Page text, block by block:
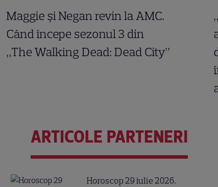
Maggie și Negan revin la AMC.
Când începe sezonul 3 din
„The Walking Dead: Dead City”
ARTICOLE PARTENERI
Horoscop 29 iulie 2026.